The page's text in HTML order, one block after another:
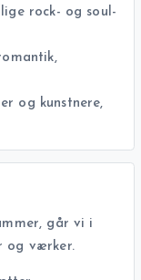
rock- og soul-
og kunstnere,
går vi i
og værker.